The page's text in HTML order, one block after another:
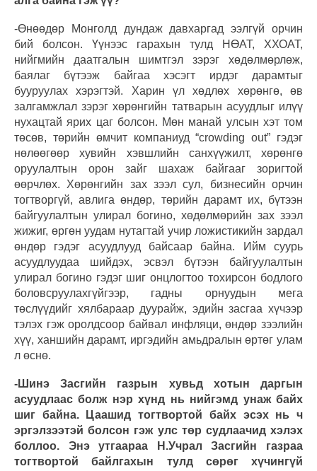
-Өнөөдөр Монголд дундаж давхаргад ээлгүй орчин
бий болсон. Үүнээс гарахын тулд НӨАТ, ХХОАТ,
нийгмийн даатгалын шимтгэл зэрэг хөдөлмөрлөж,
баялаг бүтээж байгаа хэсэгт ирдэг дарамтыг
бууруулах хэрэгтэй. Харин үл хөдлөх хөрөнгө, өв
залгамжлал зэрэг хөрөнгийн татварын асуудлыг илүү
нухацтай ярих цаг болсон. Мөн манай улсын хэт том
төсөв, төрийн өмчит компаниуд “crowding out” гэдэг
нөлөөгөөр хувийн хэвшлийн санхүүжилт, хөрөнгө
оруулалтын орон зайг шахаж байгааг зоригтой
өөрчлөх. Хөрөнгийн зах зээл сул, бизнесийн орчин
тогтворгүй, авлига өндөр, төрийн дарамт их, бүтээн
байгуулалтын улирал богино, хөдөлмөрийн зах зээл
жижиг, өргөн уудам нутагтай учир ложистикийн зардал
өндөр гэдэг асуудлууд байсаар байна. Ийм суурь
асуудлуудаа шийдэх, эсвэл бүтээн байгуулалтын
улирал богино гэдэг шиг онцлогтоо тохирсон бодлого
боловсруулахгүйгээр, гадны орнуудын мега
төслүүдийг хялбараар дуурайж, эдийн засгаа хүчээр
тэлэх гэж оролдсоор байвал инфляци, өндөр зээлийн
хүү, ханшийн дарамт, иргэдийн амьдралын өртөг улам
л өснө.
-Шинэ Засгийн газрын хувьд хотын даргын
асуудлаас болж нэр хүнд нь нийгэмд унаж байх
шиг байна. Цаашид тогтвортой байх эсэх нь ч
эргэлзээтэй болсон гэж улс төр судлаачид хэлэх
боллоо. Энэ утгаараа Н.Учрал Засгийн газраа
тогтвортой байлгахын тулд сөрөг хүчингүй